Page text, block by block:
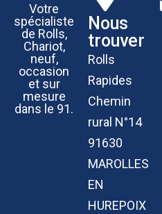
Votre
spécialiste
de Rolls,
Chariot,
neuf,
occasion
et sur
mesure
dans le 91.
Nous
trouver
Rolls
Rapides
Chemin
rural N°14
91630
MAROLLES
EN
HUREPOIX